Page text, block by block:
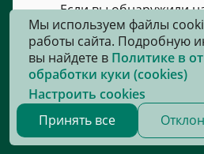
Если вы обнаружили
или неточность,
сюдаи сообщите нам
© 2026, Все права защищены
Сайт разработан:
налогам и сборам»
Мы используем файлы
работы сайта. Подробную
вы найдете в Политике в
обработки куки (cookies)
Настроить cookies
Принять все